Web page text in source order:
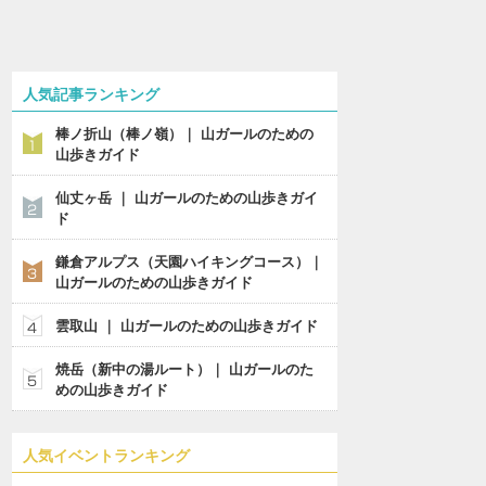
人気記事ランキング
棒ノ折山（棒ノ嶺）｜ 山ガールのための
山歩きガイド
仙丈ヶ岳 ｜ 山ガールのための山歩きガイ
ド
鎌倉アルプス（天園ハイキングコース）｜
山ガールのための山歩きガイド
雲取山 ｜ 山ガールのための山歩きガイド
焼岳（新中の湯ルート）｜ 山ガールのた
めの山歩きガイド
人気イベントランキング